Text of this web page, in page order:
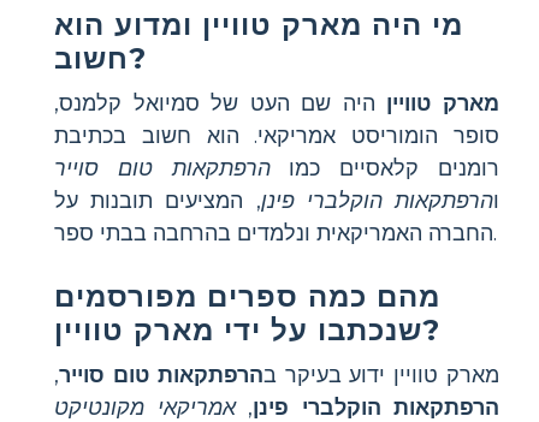
מי היה מארק טוויין ומדוע הוא
חשוב?
מארק טוויין היה שם העט של סמיואל קלמנס,
סופר הומוריסט אמריקאי. הוא חשוב בכתיבת
רומנים קלאסיים כמוהרפתקאות טום סוייר
והרפתקאות הוקלברי פינן, המציעים תובנות על
החברה האמריקאית ונלמדים בהרחבה בבתי ספר.
מהם כמה ספרים מפורסמים
שנכתבו על ידי מארק טוויין?
מארק טוויין ידוע בעיקר בהרפתקאות טום סוייר,
הרפתקאות הוקלברי פינן,אמריקאי מקונטיקט